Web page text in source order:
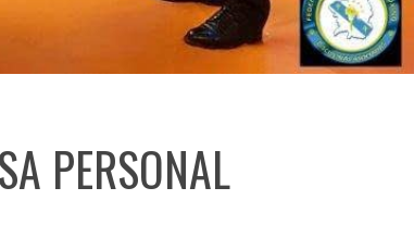
PERSONAL